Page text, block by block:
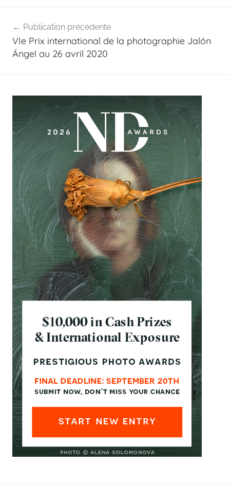
de
l’article
Publication précédente
VIe Prix international de la photographie Jalón
Ángel au 26 avril 2020